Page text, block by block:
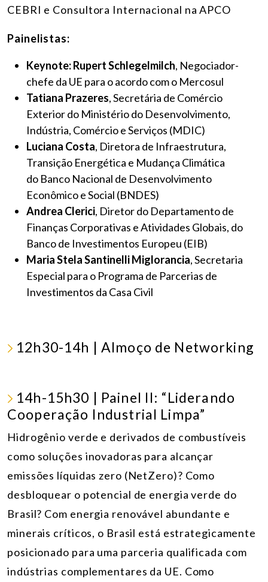
CEBRI e Consultora Internacional na APCO
Painelistas:
Keynote: Rupert Schlegelmilch, Negociador-
chefe da UE para o acordo com o Mercosul
Tatiana Prazeres, Secretária de Comércio
Exterior do Ministério do Desenvolvimento,
Indústria, Comércio e Serviços (MDIC)
Luciana Costa, Diretora de Infraestrutura,
Transição Energética e Mudança Climática
do Banco Nacional de Desenvolvimento
Econômico e Social (BNDES)
Andrea Clerici, Diretor do Departamento de
Finanças Corporativas e Atividades Globais, do
Banco de Investimentos Europeu (EIB)
Maria Stela Santinelli Miglorancia, Secretaria
Especial para o Programa de Parcerias de
Investimentos da Casa Civil
12h30-14h | Almoço de Networking
14h-15h30 | Painel II: “Liderando
Cooperação Industrial Limpa”
Hidrogênio verde e derivados de combustíveis
como soluções inovadoras para alcançar
emissões líquidas zero (NetZero)? Como
desbloquear o potencial de energia verde do
Brasil? Com energia renovável abundante e
minerais críticos, o Brasil está estrategicamente
posicionado para uma parceria qualificada com
indústrias complementares da UE. Como